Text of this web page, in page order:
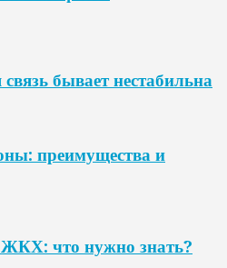
бывает нестабильна
преимущества и
что нужно знать?